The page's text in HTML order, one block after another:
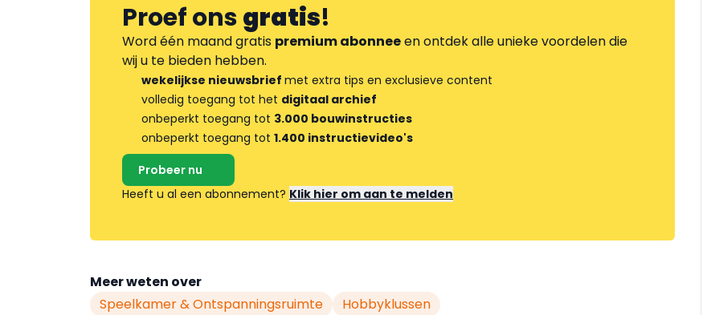
Proef onsgratis!
Word één maand gratis premium abonneeen ontdek alle unieke voordelen die
wij u te bieden hebben.
wekelijkse nieuwsbrief met extra tips en exclusieve content
volledig toegang tot het digitaal archief
onbeperkt toegang tot 3.000 bouwinstructies
onbeperkt toegang tot 1.400 instructievideo's
Probeer nu
Heeft u al een abonnement? Klik hier om aan te melden
Meer weten over
Speelkamer & Ontspanningsruimte
Hobbyklussen